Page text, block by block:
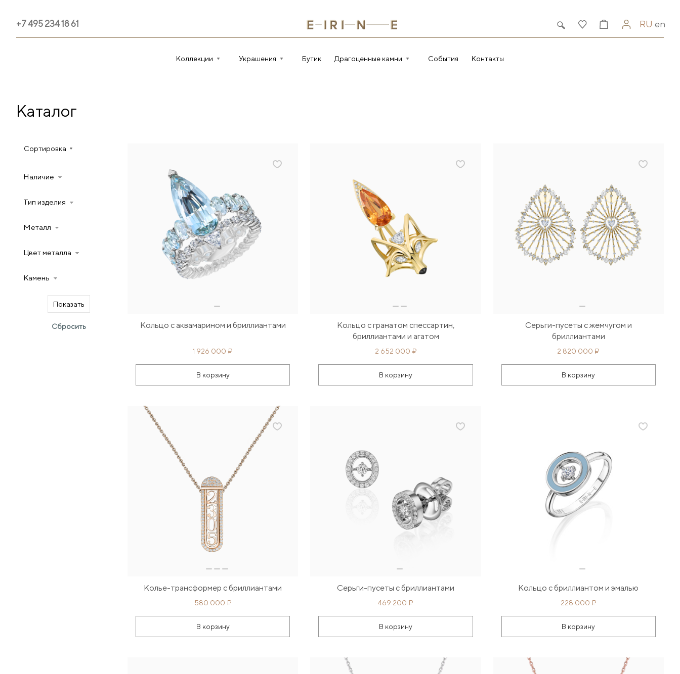
+7 495 234 18 61 RU en
Коллекции Украшения Бутик Драгоценные камни События Контакты
Каталог
Сортировка
1 926 000 ₽
Кольцо с аквамарином и бриллиантами
В корзину
2 652 000 ₽
Кольцо с гранатом спессартин,
бриллиантами и агатом
В корзину
2 820 000 ₽
Серьги-пусеты с жемчугом и
бриллиантами
В корзину
580 000 ₽
Колье-трансформер с бриллиантами
В корзину
469 200 ₽
Серьги-пусеты с бриллиантами
В корзину
228 000 ₽
Кольцо с бриллиантом и эмалью
В корзину
Наличие
Тип изделия
Металл
Цвет металла
Камень